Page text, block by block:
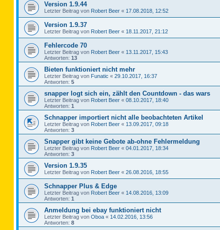
Version 1.9.44
Letzter Beitrag von Robert Beer « 17.08.2018, 12:52
Version 1.9.37
Letzter Beitrag von Robert Beer « 18.11.2017, 21:12
Fehlercode 70
Letzter Beitrag von Robert Beer « 13.11.2017, 15:43
Antworten: 13
Bieten funktioniert nicht mehr
Letzter Beitrag von Funatic « 29.10.2017, 16:37
Antworten: 5
snapper logt sich ein, zählt den Countdown - das wars
Letzter Beitrag von Robert Beer « 08.10.2017, 18:40
Antworten: 1
Schnapper importiert nicht alle beobachteten Artikel
Letzter Beitrag von Robert Beer « 13.09.2017, 09:18
Antworten: 3
Snapper gibt keine Gebote ab-ohne Fehlermeldung
Letzter Beitrag von Robert Beer « 04.01.2017, 18:34
Antworten: 3
Version 1.9.35
Letzter Beitrag von Robert Beer « 26.08.2016, 18:55
Schnapper Plus & Edge
Letzter Beitrag von Robert Beer « 14.08.2016, 13:09
Antworten: 1
Anmeldung bei ebay funktioniert nicht
Letzter Beitrag von Oboa « 14.02.2016, 13:56
Antworten: 8